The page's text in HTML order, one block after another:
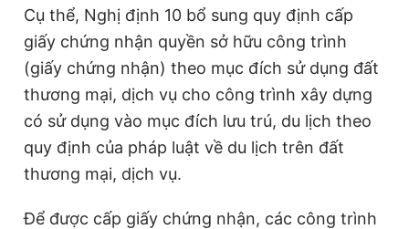
Theo dõi báo trên
Hotline Liên hệ quảng cáo
0908 780 404
Quảng cáo Tòa soạn Chính sách bảo
Tổng biên tập: Nguyễn Ngọc Toàn
Phó tổng biên tập thường trực: Hải Thành
Phó tổng biên tập: Trần Việt Hưng
Cụ thể, Nghị định 10 bổ sung quy định cấp
giấy chứng nhận quyền sở hữu công trình
(giấy chứng nhận) theo mục đích sử dụng đất
thương mại, dịch vụ cho công trình xây dựng
có sử dụng vào mục đích lưu trú, du lịch theo
quy định của pháp luật về du lịch trên đất
thương mại, dịch vụ.
Để được cấp giấy chứng nhận, các công trình